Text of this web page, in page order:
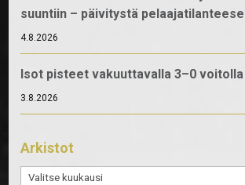
suuntiin – päivitystä
4.8.2026
Isot pisteet vakuuttavalla 3–0 voitolla
3.8.2026
Arkistot
Arkistot